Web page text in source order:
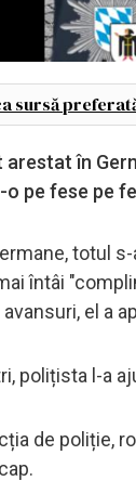
sursă
arestat în
pe fese pe
totul
întâi
el a
polițista l-a
de poliție,